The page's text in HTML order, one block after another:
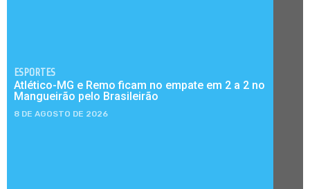
ESPORTES
Atlético-MG e Remo ficam no empate em 2 a 2 no
Mangueirão pelo Brasileirão
8 DE AGOSTO DE 2026